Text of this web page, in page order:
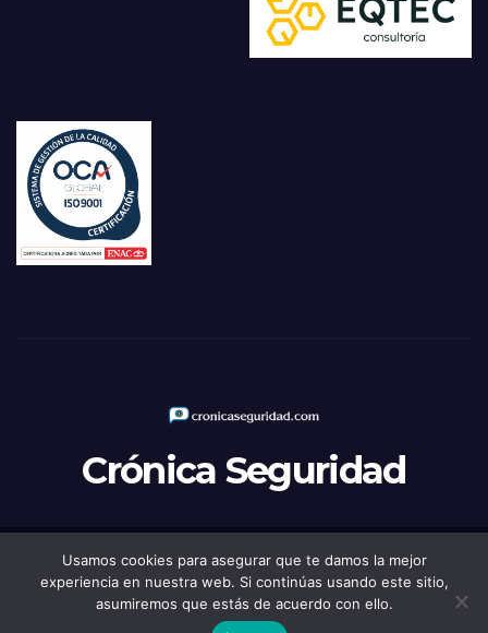
Crónica Seguridad
Funciona gracias a WordPress|Tema: Newsup deThemeansar
Aviso legal
Usamos cookies para asegurar que te damos la mejor
experiencia en nuestra web. Si continúas usando este sitio,
asumiremos que estás de acuerdo con ello.